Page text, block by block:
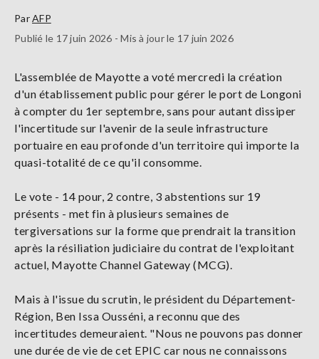
ParAFP
Publié le 17 juin 2026 - Mis à jour le 17 juin 2026
L'assemblée de Mayotte a voté mercredi la création
d'un établissement public pour gérer le port de Longoni
à compter du 1er septembre, sans pour autant dissiper
l'incertitude sur l'avenir de la seule infrastructure
portuaire en eau profonde d'un territoire qui importe la
quasi-totalité de ce qu'il consomme.
Le vote - 14 pour, 2 contre, 3 abstentions sur 19
présents - met fin à plusieurs semaines de
tergiversations sur la forme que prendrait la transition
après la résiliation judiciaire du contrat de l'exploitant
actuel, Mayotte Channel Gateway (MCG).
Mais à l'issue du scrutin, le président du Département-
Région, Ben Issa Ousséni, a reconnu que des
incertitudes demeuraient. "Nous ne pouvons pas donner
une durée de vie de cet EPIC car nous ne connaissons